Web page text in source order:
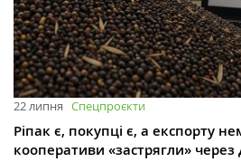
22 липня Спецпроєкти
Ріпак є, покупці є, а експорту
кооперативи «застрягли» через